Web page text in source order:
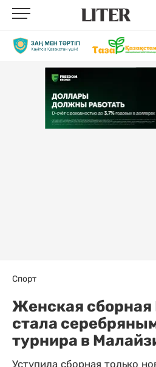
Спорт
Женская сборная
стала
турнира в
Уступила сборная только